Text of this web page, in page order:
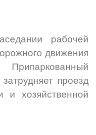
рабочей
движения
проезд
хозяйственной